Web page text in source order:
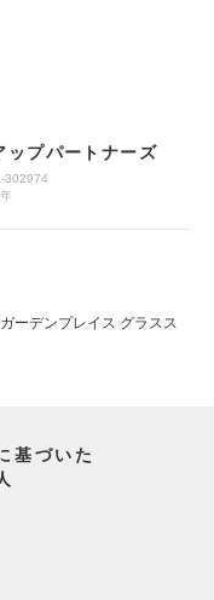
ップパートナーズ
-302974
ーデンプレイス グラスス
基づいた